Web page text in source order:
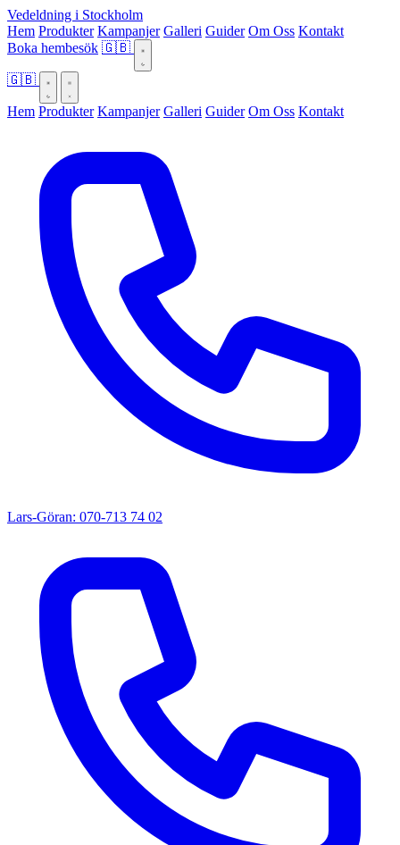
Vedeldning i Stockholm
Hem Produkter Kampanjer Galleri Guider Om Oss Kontakt
Boka hembesök 🇬🇧
🇬🇧
Hem Produkter Kampanjer Galleri Guider Om Oss Kontakt
Lars-Göran: 070-713 74 02